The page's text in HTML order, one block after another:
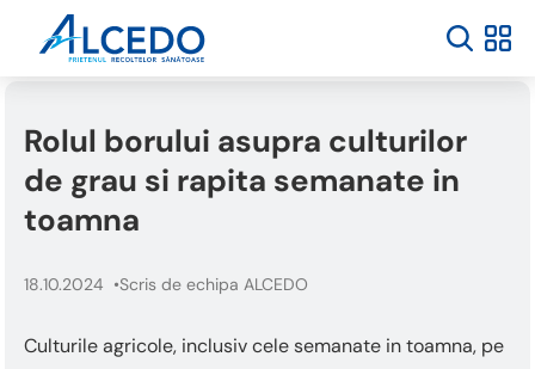
Welcome
Accessibility
reader.
start
One
Rolul borului asupra culturilor
de grau si rapita semanate in
toamna
18.10.2024 Scris de echipa ALCEDO
Culturile agricole, inclusiv cele semanate in toamna, pe